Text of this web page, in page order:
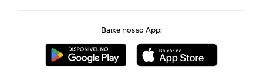
Baixe nosso App: